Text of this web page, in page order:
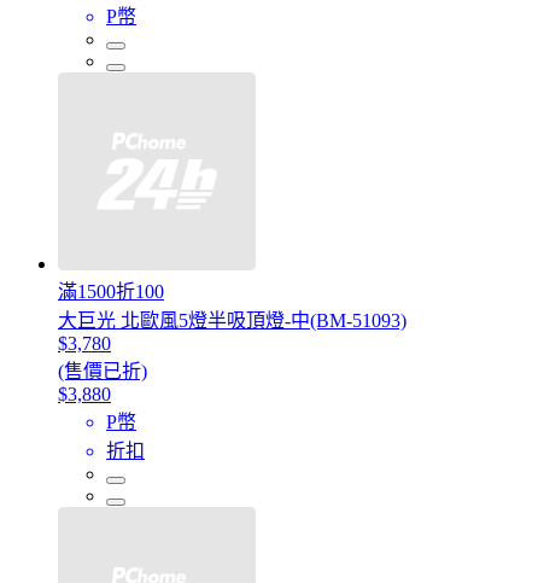
P幣
滿1500折100
大巨光 北歐風5燈半吸頂燈-中(BM-51093)
$3,780
(售價已折)
$3,880
P幣
折扣